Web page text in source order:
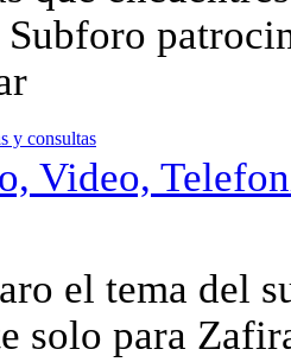
y consultas
Video,
el tema del
solo para